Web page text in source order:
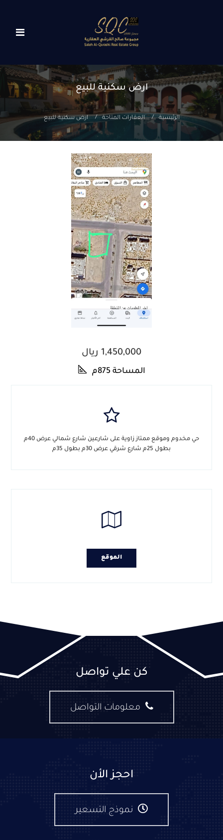
ارض سكنية للبيع
الرئيسية العقارات المتاحة ارض سكنية للبيع
1,450,000 ريال
المساحة 875م
حي مخدوم وموقع ممتاز زاوية على شارعين شارع شمالي عرض 40م
بطول 25م شارع شرقي عرض 30م بطول 35م
الموقع
كن علي تواصل
معلومات التواصل
احجز الأن
نموذج التسعير